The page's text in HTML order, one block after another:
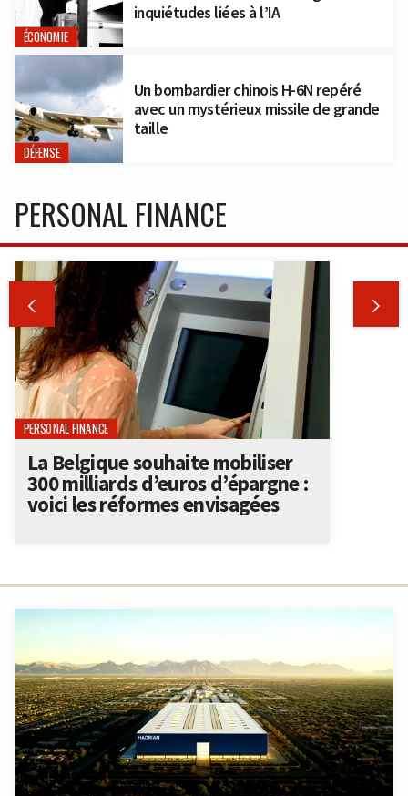
ÉCONOMIE
inquiétudes liées à l’IA
DÉFENSE
Un bombardier chinois H-6N repéré
avec un mystérieux missile de grande
taille
PERSONAL FINANCE
 
PERSONAL FINANCE
La Belgique souhaite mobiliser
300 milliards d’euros d’épargne :
voici les réformes envisagées